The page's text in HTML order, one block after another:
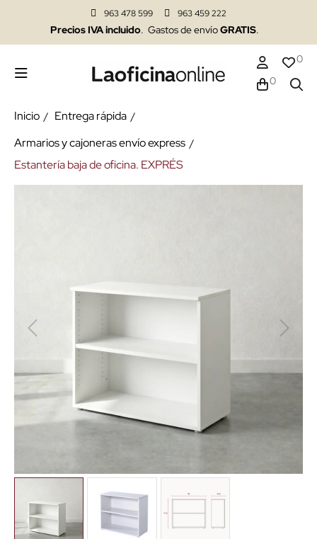
963 478 599 963 459 222
Precios IVA incluido. Gastos de envíoGRATIS.
0
0
Inicio
Entrega rápida
Armarios y cajoneras envío express
Estantería baja de oficina. EXPRÉS